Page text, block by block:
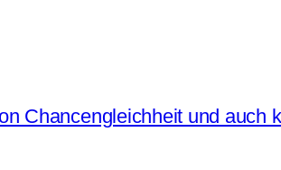
Chancengleichheit und auch